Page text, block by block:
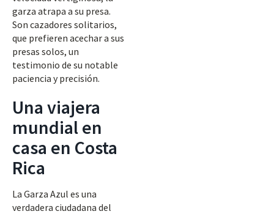
garza atrapa a su presa.
Son cazadores solitarios,
que prefieren acechar a sus
presas solos, un
testimonio de su notable
paciencia y precisión.
Una viajera
mundial en
casa en Costa
Rica
La Garza Azul es una
verdadera ciudadana del